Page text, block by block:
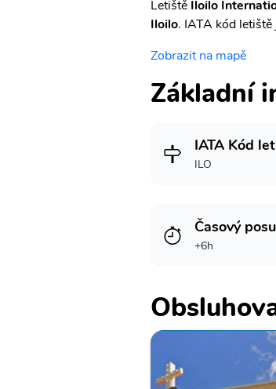
Letiště Iloilo
Iloilo. IATA kód letiště
Zobrazit na mapě
Základní
IATA Kód
ILO
Časový
+6h